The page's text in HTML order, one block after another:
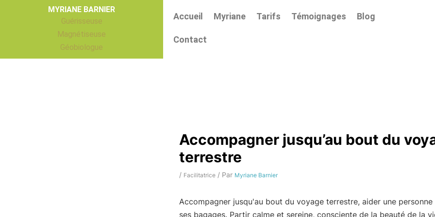
MYRIANE BARNIER
Guérisseuse
Magnétiseuse
Géobiologue
Accueil Myriane Tarifs Témoignages Blog
Contact
Accompagner jusqu’au bout du
terrestre
/ Facilitatrice/ Par Myriane Barnier
Accompagner jusqu'au bout du voyage terrestre, aider une
ses bagages. Partir calme et sereine, consciente de la beauté de la